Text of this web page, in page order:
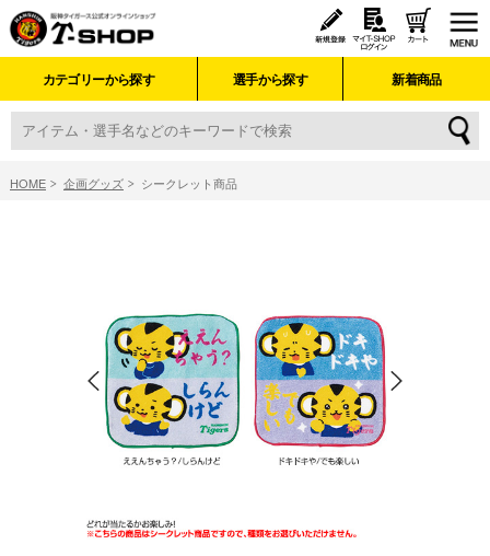
カテゴリーから探す 選手から探す 新着商品
HOME 企画グッズ シークレット商品